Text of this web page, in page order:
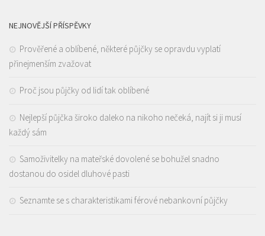
NEJNOVĚJŠÍ PŘÍSPĚVKY
Prověřené a oblíbené, některé půjčky se opravdu vyplatí
přinejmenším zvažovat
Proč jsou půjčky od lidí tak oblíbené
Nejlepší půjčka široko daleko na nikoho nečeká, najít si ji musí
každý sám
Samoživitelky na mateřské dovolené se bohužel snadno
dostanou do osidel dluhové pasti
Seznamte se s charakteristikami férové nebankovní půjčky